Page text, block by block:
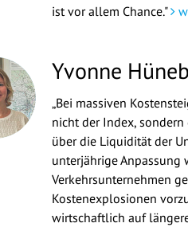
ist vor allem Chance."
Yvonne
„Bei massiven
nicht der Index,
über die Liquidität der
unterjährige Anpassung
Verkehrsunternehmen
Kostenexplosionen
wirtschaftlich auf